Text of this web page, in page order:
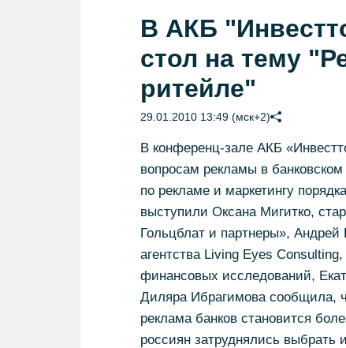
В АКБ
стол на тему
ритейле"
29.01.2010 13:49 (мск+2)
В конференц-зале АКБ
вопросам рекламы в
по рекламе и маркетингу
выступили Оксана Мигитко,
Гольцблат и партнеры», Андрей
агентства Living Eyes
финансовых исследований,
Диляра Ибрагимова сообщила,
реклама банков становится
россиян затруднялись выбрать